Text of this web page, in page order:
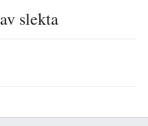
slekta